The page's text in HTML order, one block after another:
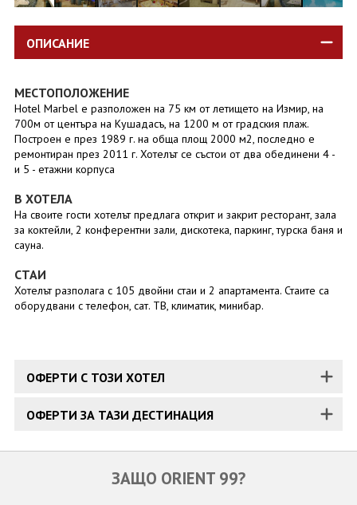
ОПИСАНИЕ
МЕСТОПОЛОЖЕНИЕ
Hotel Marbel е разположен на 75 км от летището на Измир, на
700м от центъра на Кушадасъ, на 1200 м от градския плаж.
Построен е през 1989 г. на обща площ 2000 м2, последно е
ремонтиран през 2011 г. Хотелът се състои от два обединени 4 -
и 5 - етажни корпуса
В ХОТЕЛА
На своите гости хотелът предлага открит и закрит ресторант, зала
за коктейли, 2 конферентни зали, дискотека, паркинг, турска баня и
сауна.
СТАИ
Хотелът разполага с 105 двойни стаи и 2 апартамента. Стаите са
оборудвани с телефон, сат. ТВ, климатик, минибар.
ОФЕРТИ С ТОЗИ ХОТЕЛ
ОФЕРТИ ЗА ТАЗИ ДЕСТИНАЦИЯ
ЗАЩО ORIENT 99?